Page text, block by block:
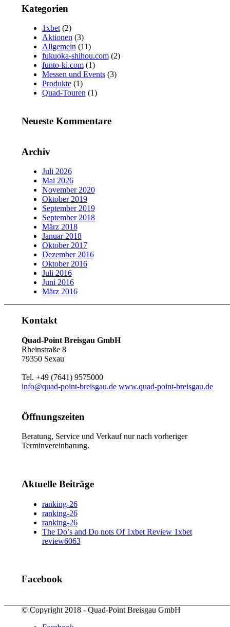
Kategorien
1xbet(2)
Aktionen(3)
Allgemein(11)
fukuoka-shihou.com(2)
funto-ki.com(1)
Messen und Events(3)
Produkte(1)
Quad-Touren(1)
Neueste Kommentare
Archiv
Juli 2026
Mai 2026
November 2020
Oktober 2019
September 2019
September 2018
März 2018
Januar 2018
Oktober 2017
Dezember 2016
Oktober 2016
Juli 2016
Juni 2016
März 2016
Kontakt
Quad-Point Breisgau GmbH
Rheinstraße 8
79350 Sexau
Tel. +49 (7641) 9575000
info@quad-point-breisgau.de www.quad-point-breisgau.de
Öffnungszeiten
Beratung, Service und Verkauf nur nach vorheriger
Terminvereinbarung.
Aktuelle Beiträge
ranking-26
ranking-26
ranking-26
The Do’s and Do nots Of 1xbet Review 1xbet
review6063
Facebook
© Copyright 2018 - Quad-Point Breisgau GmbH